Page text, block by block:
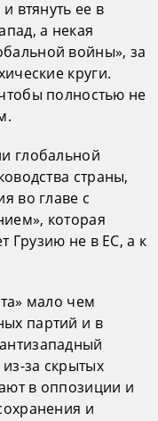
втянуть ее в
а некая
войны», за
круги.
полностью не
глобальной
страны,
во главе с
которая
Грузию не в ЕС, а к
мало чем
партий и в
за скрытых
в оппозиции и
и